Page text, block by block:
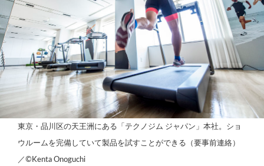
東京・品川区の天王洲にある「テクノジム ジャパン」本社。ショ
ウルームを完備していて製品を試すことができる（要事前連絡）
／©Kenta Onoguchi